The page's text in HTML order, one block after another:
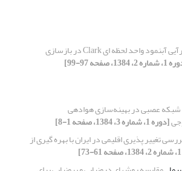
کارآیی آبنمود واحد لحظه‏ ای Clark در بازسازی
2، 1384، صفحه 97-99]
شبکه عصبی در بهینه‌سازی هوادهی
[دوره 1، شماره 3، 1384، صفحه 1-8]
تغییر پذیری اقلیمی در ایران با بهره گیری از